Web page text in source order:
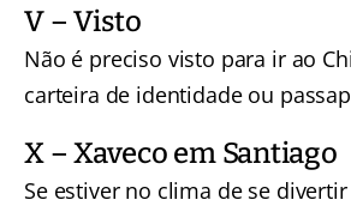
V – Visto
Não é preciso visto para ir ao
carteira de identidade ou
X – Xaveco em Santiago
Se estiver no clima de se